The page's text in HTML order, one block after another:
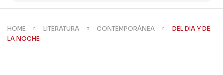
HOME LITERATURA CONTEMPORÁNEA
DEL DIA Y DE
LA NOCHE